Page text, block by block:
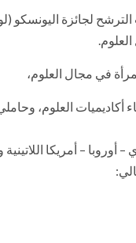
في مجال العلوم،
العلوم، وحاملي
– أمريكا اللاتينية